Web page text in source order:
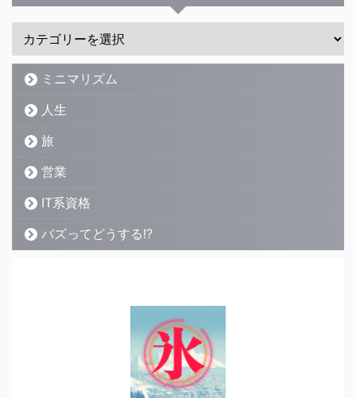
ミニマリズム
人生
旅
営業
IT系資格
バズってどうする!?